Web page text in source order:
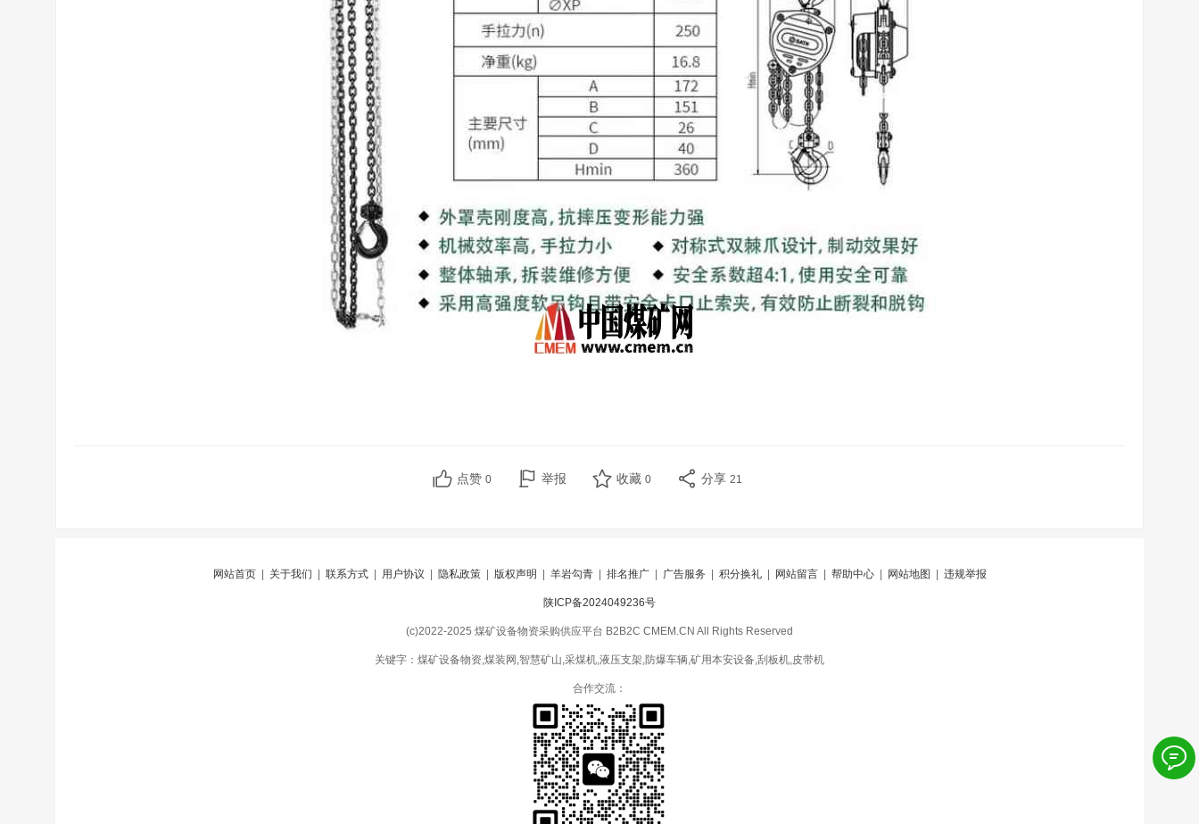
点赞 0 举报 收藏 0 分享 21
网站首页| 关于我们 联系方式| 用户协议 隐私政策| 版权声明 羊岩勾青| 排名推广| 广告服务 积分换礼| 网站留言| 帮助中心| 网站地图 违规举报
陕ICP备2024049236号
(c)2022-2025 煤矿设备物资采购供应平台 B2B2C CMEM.CN All Rights Reserved
关键字：煤矿设备物资,煤装网,智慧矿山,采煤机,液压支架,防爆车辆,矿用本安设备,刮板机,皮带机
合作交流：